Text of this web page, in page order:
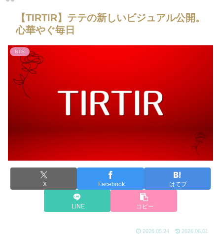
【TIRTIR】テテの新しいビジュアル公開。
心華やぐ毎日
BTS
X Facebook はてブ
LINE コピー
2026.05.24 2026.06.01